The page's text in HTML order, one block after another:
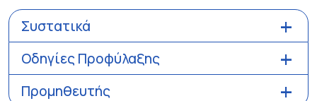
Συστατικά
Οδηγίες Προφύλαξης
Προμηθευτής